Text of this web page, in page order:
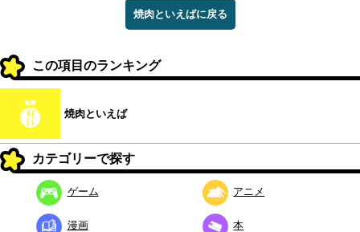
焼肉といえばに戻る
この項目のランキング
焼肉といえば
カテゴリーで探す
ゲーム アニメ
漫画 本